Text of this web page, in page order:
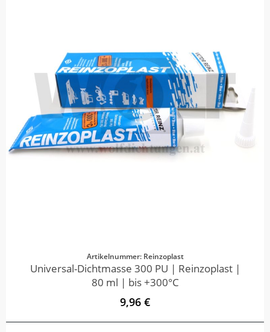
Artikelnummer: Reinzoplast
Universal-Dichtmasse 300 PU | Reinzoplast |
80 ml | bis +300°C
9,96 €